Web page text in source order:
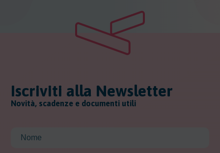
Iscriviti alla Newsletter
Novità, scadenze e documenti utili